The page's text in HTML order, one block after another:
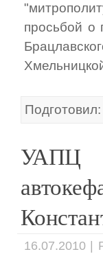
просьбой о
УАПЦ
16.07.2010 |